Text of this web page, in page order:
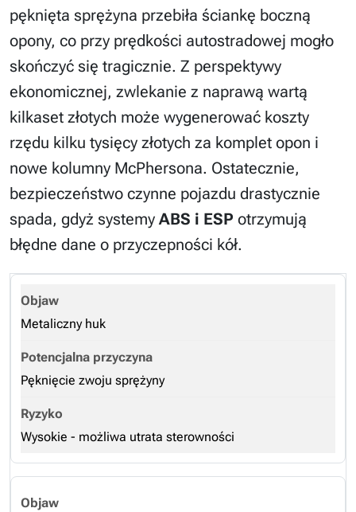
pęknięta sprężyna przebiła ściankę boczną
opony, co przy prędkości autostradowej mogło
skończyć się tragicznie. Z perspektywy
ekonomicznej, zwlekanie z naprawą wartą
kilkaset złotych może wygenerować koszty
rzędu kilku tysięcy złotych za komplet opon i
nowe kolumny McPhersona. Ostatecznie,
bezpieczeństwo czynne pojazdu drastycznie
spada, gdyż systemy ABS i ESP otrzymują
błędne dane o przyczepności kół.
Metaliczny huk
Pęknięcie zwoju sprężyny
Wysokie - możliwa utrata sterowności